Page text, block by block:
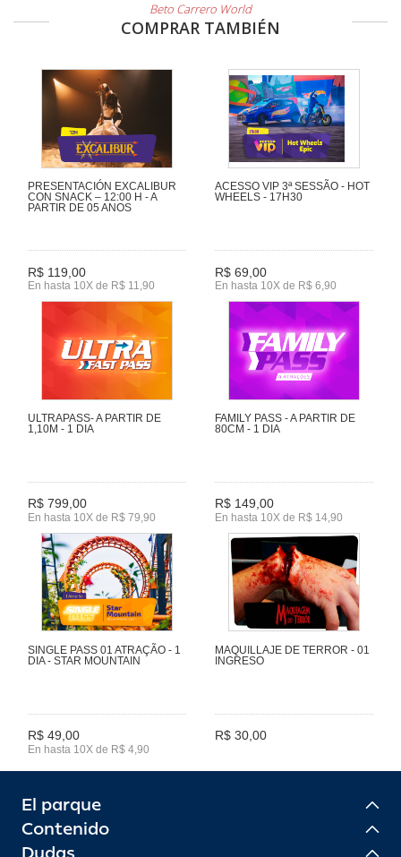
Beto Carrero World
COMPRAR TAMBIÉN
PRESENTACIÓN EXCALIBUR
CON SNACK – 12:00 H - A
PARTIR DE 05 ANOS
R$ 119,00
En hasta 10X de R$ 11,90
ACESSO VIP 3ª SESSÃO - HOT
WHEELS - 17H30
R$ 69,00
En hasta 10X de R$ 6,90
ULTRAPASS- A PARTIR DE
1,10M - 1 DIA
R$ 799,00
En hasta 10X de R$ 79,90
FAMILY PASS - A PARTIR DE
80CM - 1 DIA
R$ 149,00
En hasta 10X de R$ 14,90
SINGLE PASS 01 ATRAÇÃO - 1
DIA - STAR MOUNTAIN
R$ 49,00
En hasta 10X de R$ 4,90
MAQUILLAJE DE TERROR - 01
INGRESO
R$ 30,00
El parque
Contenido